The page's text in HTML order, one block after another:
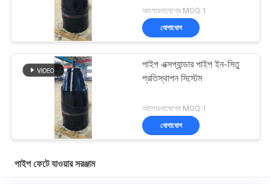
আলোচনাযোগ্য MOQ:1
যোগাযোগ
পাইপ এক্সপ্যান্ডার পাইপ ইন-সিতু
প্রতিস্থাপন সিস্টেম
আলোচনাযোগ্য MOQ:1
যোগাযোগ
পাইপ ফেটে যাওয়ার সরঞ্জাম